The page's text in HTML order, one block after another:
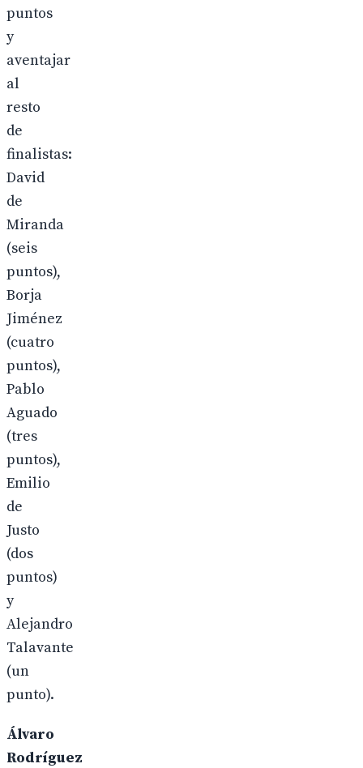
puntos
y
aventajar
al
resto
de
finalistas:
David
de
Miranda
(seis
puntos),
Borja
Jiménez
(cuatro
puntos),
Pablo
Aguado
(tres
puntos),
Emilio
de
Justo
(dos
puntos)
y
Alejandro
Talavante
(un
punto).
Álvaro
Rodríguez